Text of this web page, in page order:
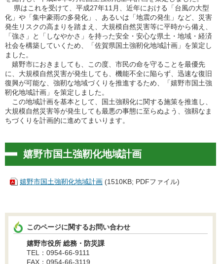
県はこれを受けて、平成27年11月、近年における「台風の大型
化」や「集中豪雨の多発化」、あるいは「地震の発生」など、災害
発生リスクの高まりを踏まえ、大規模自然災害等に平時から備え、
「強さ」と「しなやかさ」を持った安全・安心な県土・地域・経済
社会を構築していくため、「佐賀県国土強靭化地域計画」を策定し
ました。
嬉野市におきましても、この度、市民の命を守ることを最優先
に、大規模自然災害が発生しても、機能不全に陥らず、迅速な復旧
復興が可能な、強靭な地域づくりを推進するため、「嬉野市国土強
靭化地域計画」を策定しました。
この地域計画を基本として、国土強靱化に関する施策を推進し、
大規模自然災害等が発生しても最悪の事態に至らぬよう、強靱なま
ちづくりを計画的に進めてまいります。
嬉野市国土強靭化地域計画
嬉野市国土強靭化地域計画 (1510KB; PDFファイル)
このページに関するお問い合わせ
嬉野市役所 総務・防災課
TEL：0954-66-9111
FAX：0954-66-3119